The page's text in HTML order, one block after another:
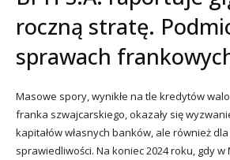
roczną stratę.
sprawach
Masowe spory, wynikłe na tle kredytów
franka szwajcarskiego, okazały się
kapitałów własnych banków, ale również
sprawiedliwości. Na koniec 2024 roku, gdy